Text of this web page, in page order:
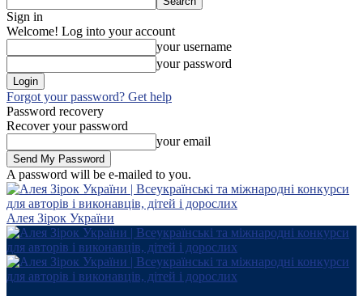
Sign in
Welcome! Log into your account
your username
your password
Forgot your password? Get help
Password recovery
Recover your password
your email
A password will be e-mailed to you.
Алея Зірок України